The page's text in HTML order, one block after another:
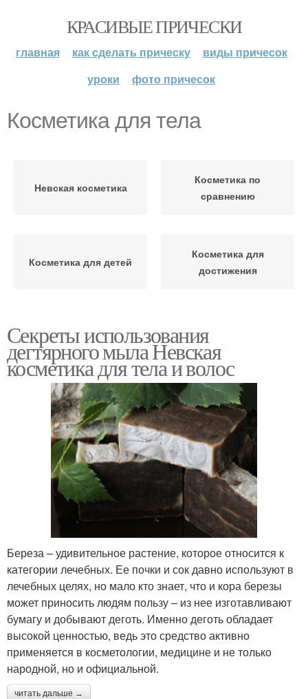
КРАСИВЫЕ ПРИЧЕСКИ
главная как сделать прическу
виды причесок
уроки
фото причесок
Косметика для тела
Невская косметика
Косметика по
сравнению
Косметика для детей
Косметика для
достижения
Секреты использования
дегтярного мыла Невская
косметика для тела и волос
Береза – удивительное растение, которое относится к
категории лечебных. Ее почки и сок давно используют в
лечебных целях, но мало кто знает, что и кора березы
может приносить людям пользу – из нее изготавливают
бумагу и добывают деготь. Именно деготь обладает
высокой ценностью, ведь это средство активно
применяется в косметологии, медицине и не только
народной, но и официальной.
читать дальше →